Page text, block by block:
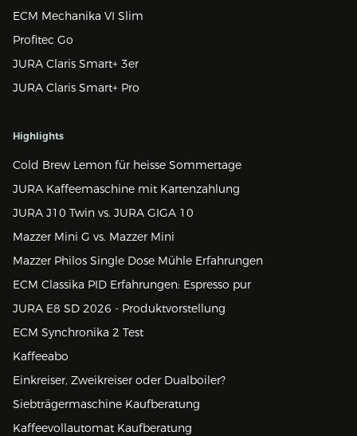
ECM Mechanika VI Slim
Profitec Go
JURA Claris Smart+ 3er
JURA Claris Smart+ Pro
Highlights
Cold Brew Lemon für heisse Sommertage
JURA Kaffeemaschine mit Kartenzahlung
JURA J10 Twin vs. JURA GIGA 10
Mazzer Mini G vs. Mazzer Mini
Mazzer Philos Single Dose Mühle Erfahrungen
ECM Classika PID Erfahrungen: Espresso pur
JURA E8 SD 2026 - Produktvorstellung
ECM Synchronika 2 Test
Kaffeeabo
Einkreiser, Zweikreiser oder Dualboiler?
Siebträgermaschine Kaufberatung
Kaffeevollautomat Kaufberatung